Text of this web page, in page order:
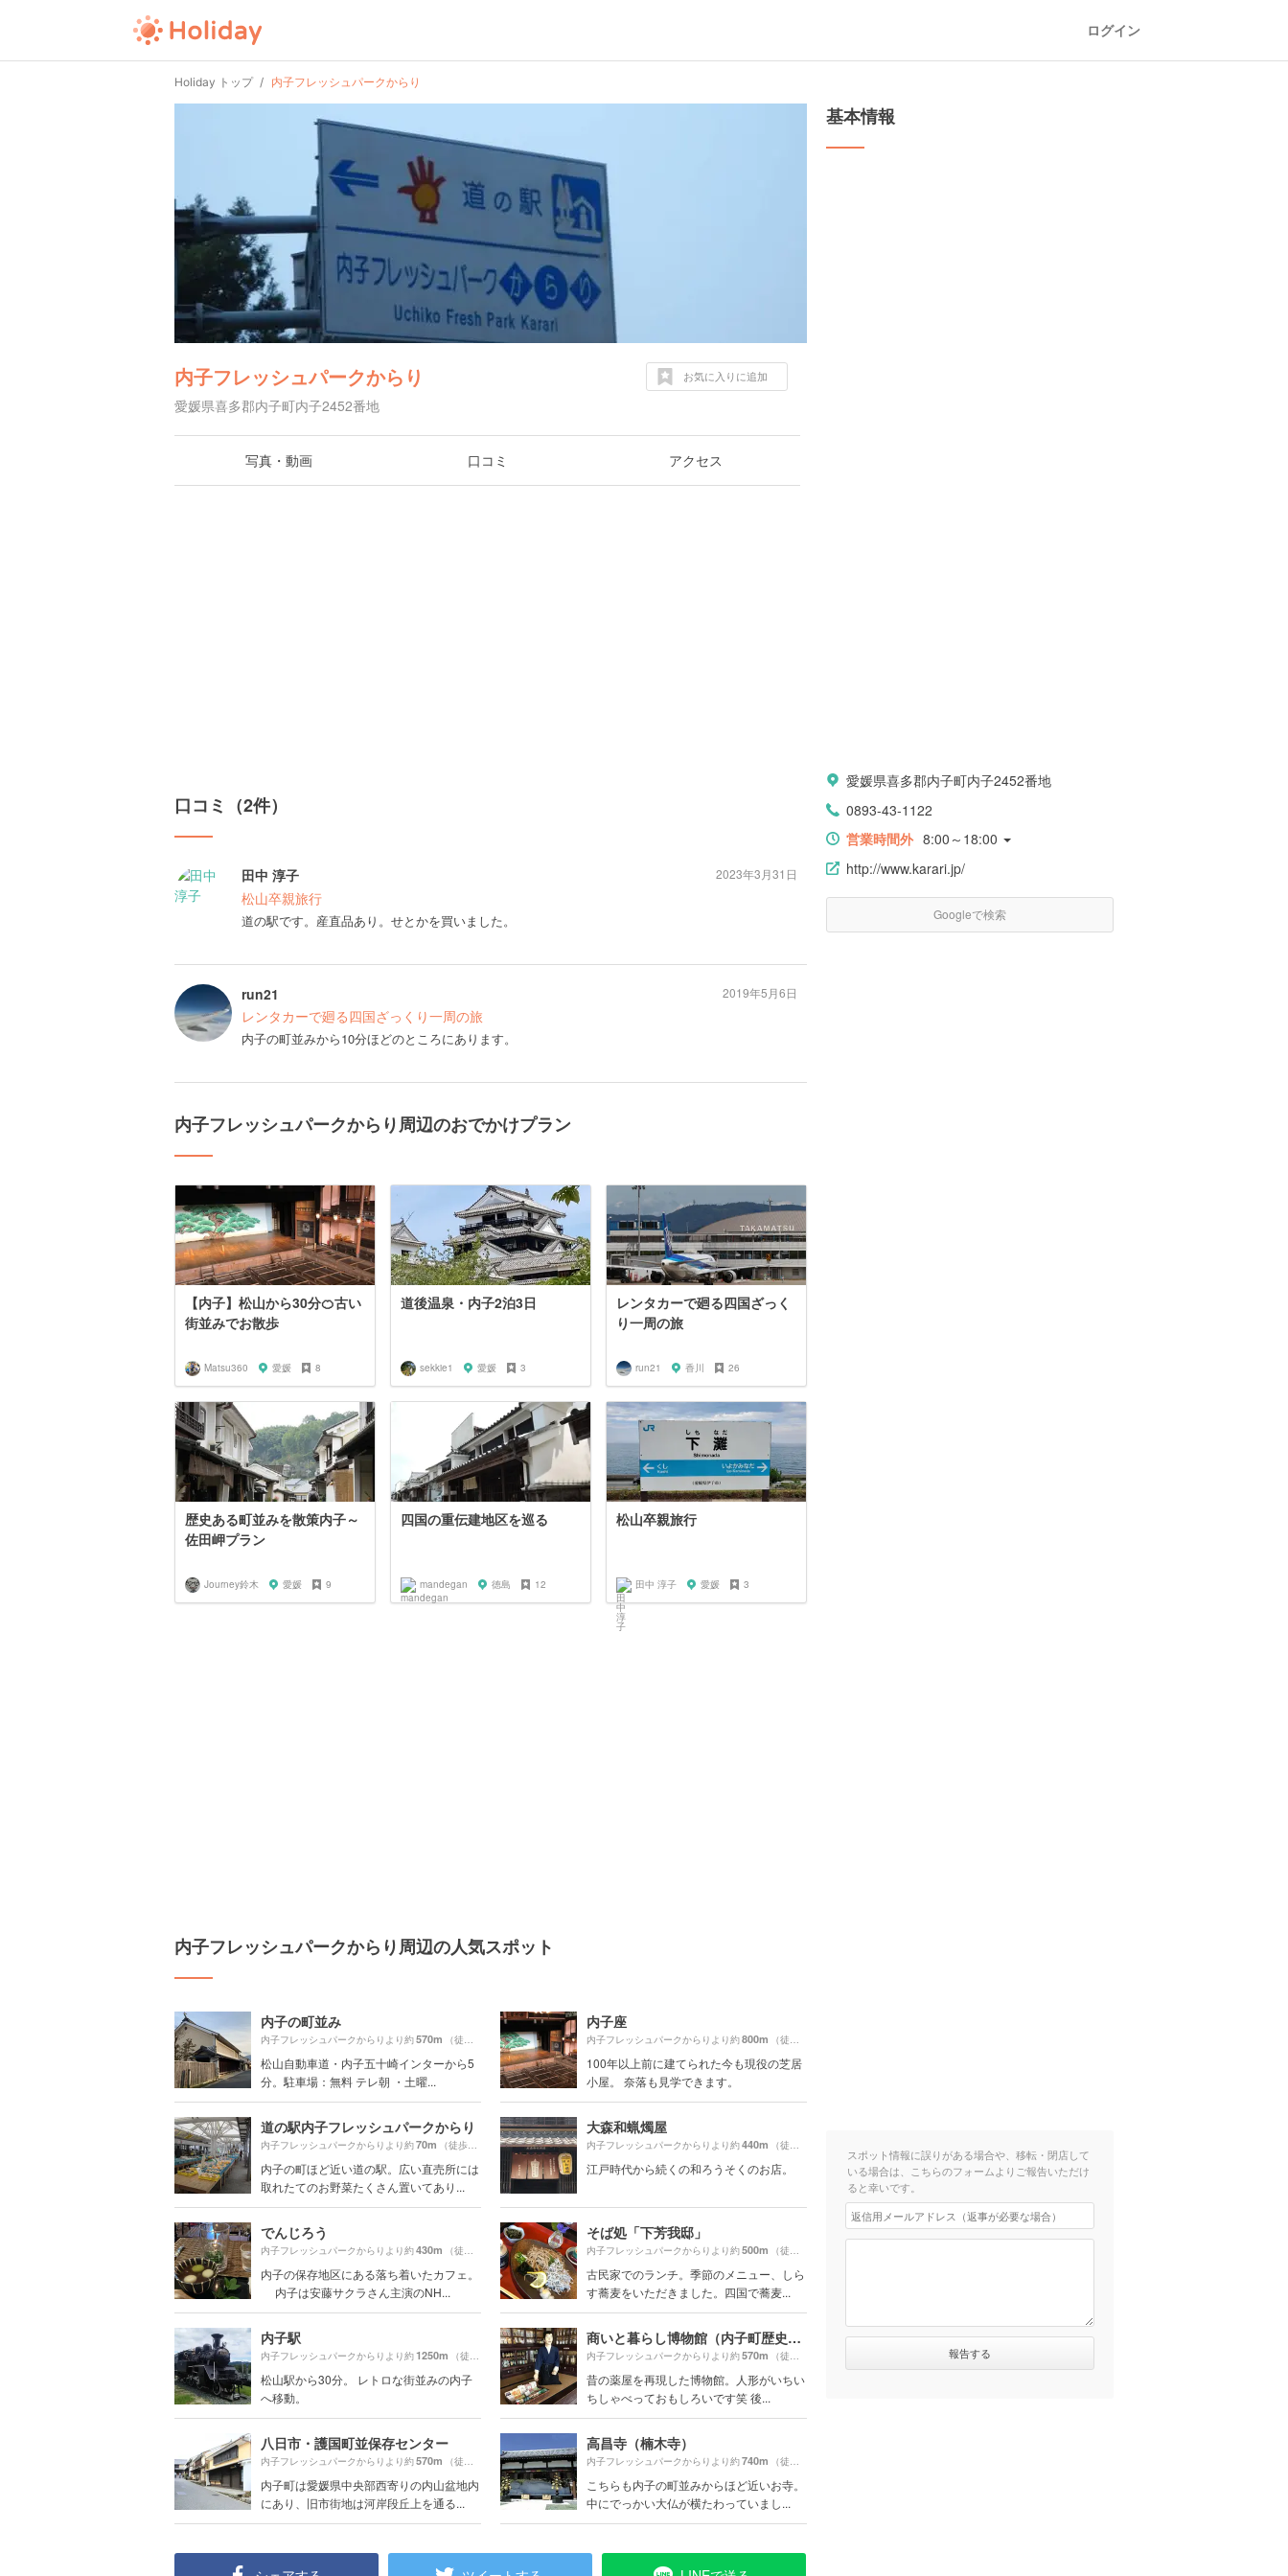
ログイン
Holiday トップ 内子フレッシュパークからり
内子フレッシュパークからり
愛媛県喜多郡内子町内子2452番地
お気に入りに追加
写真・動画 口コミ アクセス
口コミ（2件）
田中 淳子
松山卒親旅行
道の駅です。産直品あり。せとかを買いました。
2023年3月31日
run21
レンタカーで廻る四国ざっくり一周の旅
内子の町並みから10分ほどのところにあります。
2019年5月6日
内子フレッシュパークからり周辺のおでかけプラン
【内子】松山から30分🍊古い
街並みでお散歩
Matsu360 愛媛 8
道後温泉・内子2泊3日
sekkie1 愛媛 3
レンタカーで廻る四国ざっく
り一周の旅
run21 香川 26
歴史ある町並みを散策内子～
佐田岬プラン
Journey鈴木 愛媛 9
四国の重伝建地区を巡る
mandegan 徳島 12
松山卒親旅行
田中 淳子 愛媛 3
内子フレッシュパークからり周辺の人気スポット
内子の町並み
内子フレッシュパークからりより約570m （徒歩10分）
松山自動車道・内子五十崎インターから5
分。駐車場：無料 テレ朝 ・土曜...
内子座
内子フレッシュパークからりより約800m （徒歩14分）
100年以上前に建てられた今も現役の芝居
小屋。 奈落も見学できます。
道の駅内子フレッシュパークからり
内子フレッシュパークからりより約70m （徒歩2分）
内子の町ほど近い道の駅。広い直売所には
取れたてのお野菜たくさん置いてあり...
大森和蝋燭屋
内子フレッシュパークからりより約440m （徒歩8分）
江戸時代から続くの和ろうそくのお店。
でんじろう
内子フレッシュパークからりより約430m （徒歩8分）
内子の保存地区にある落ち着いたカフェ。
内子は安藤サクラさん主演のNH...
そば処「下芳我邸」
内子フレッシュパークからりより約500m （徒歩9分）
古民家でのランチ。季節のメニュー、しら
す蕎麦をいただきました。四国で蕎麦...
内子駅
内子フレッシュパークからりより約1250m （徒歩21分）
松山駅から30分。 レトロな街並みの内子
へ移動。
商いと暮らし博物館（内子町歴史民俗資料館）
内子フレッシュパークからりより約570m （徒歩10分）
昔の薬屋を再現した博物館。人形がいちい
ちしゃべっておもしろいです笑 後...
八日市・護国町並保存センター
内子フレッシュパークからりより約570m （徒歩10分）
内子町は愛媛県中央部西寄りの内山盆地内
にあり、旧市街地は河岸段丘上を通る...
高昌寺（楠木寺）
内子フレッシュパークからりより約740m （徒歩13分）
こちらも内子の町並みからほど近いお寺。
中にでっかい大仏が横たわっていまし...
基本情報
愛媛県喜多郡内子町内子2452番地
0893-43-1122
営業時間外 8:00～18:00
http://www.karari.jp/
Googleで検索
スポット情報に誤りがある場合や、移転・閉店して
いる場合は、こちらのフォームよりご報告いただけ
ると幸いです。